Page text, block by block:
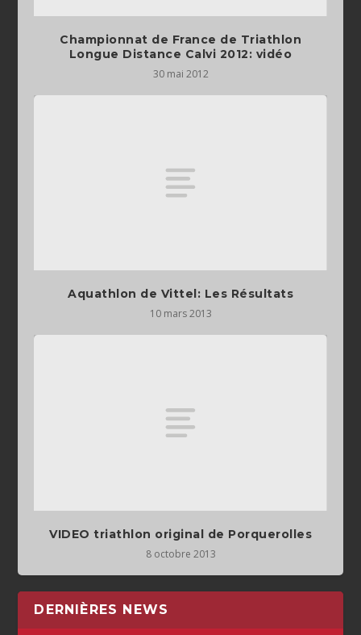
Championnat de France de Triathlon
Longue Distance Calvi 2012: vidéo
30 mai 2012
Aquathlon de Vittel: Les Résultats
10 mars 2013
VIDEO triathlon original de Porquerolles
8 octobre 2013
DERNIÈRES NEWS